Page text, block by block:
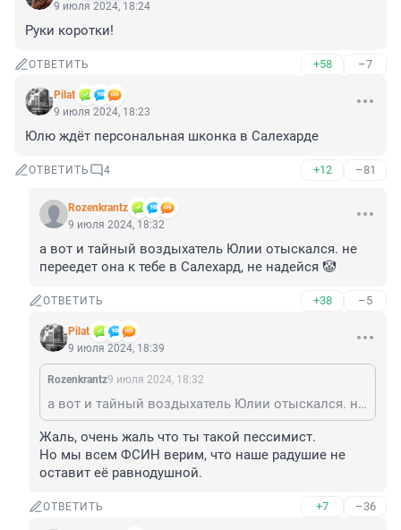
9 июля 2024, 18:24
Руки коротки!
ОТВЕТИТЬ +58 –7
Pilat
9 июля 2024, 18:23
Юлю ждёт персональная шконка в Салехарде
ОТВЕТИТЬ 4 +12 –81
Rozenkrantz
9 июля 2024, 18:32
а вот и тайный воздыхатель Юлии отыскался. не
переедет она к тебе в Салехард, не надейся 🤡
ОТВЕТИТЬ +38 –5
Pilat
9 июля 2024, 18:39
Rozenkrantz9 июля 2024, 18:32
а вот и тайный воздыхатель Юлии отыскался. не переедет она к тебе в Салехард, не надейся 🤡
Жаль, очень жаль что ты такой пессимист.
Но мы всем ФСИН верим, что наше радушие не
оставит её равнодушной.
ОТВЕТИТЬ +7 –36